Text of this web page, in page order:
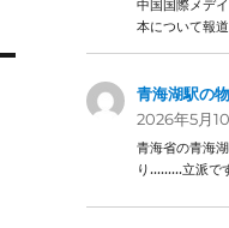
中国国際メデ
本について報
青海湖駅の
2026年5月
青海省の青海
り………立派で